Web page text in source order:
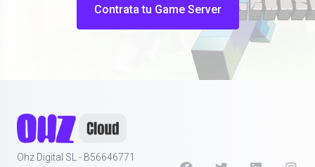
Contrata tu Game Server
Ohz Digital SL - B56646771